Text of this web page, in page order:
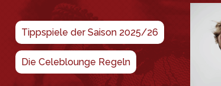
Tippspiele der Saison 2025/26
Die Celeblounge Regeln